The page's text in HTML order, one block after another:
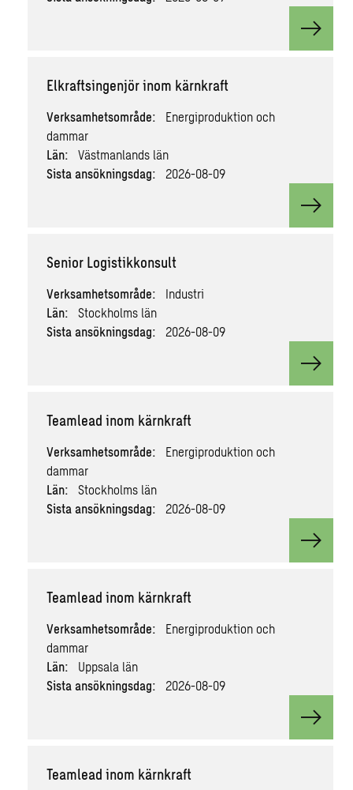
View
Elkraftsingenjör inom kärnkraft
Verksamhetsområde:
Energiproduktion och
dammar
Län:
Västmanlands län
Sista ansökningsdag:
2026-08-09
View
Senior Logistikkonsult
Verksamhetsområde:
Industri
Län:
Stockholms län
Sista ansökningsdag:
2026-08-09
View
Teamlead inom kärnkraft
Verksamhetsområde:
Energiproduktion och
dammar
Län:
Stockholms län
Sista ansökningsdag:
2026-08-09
View
Teamlead inom kärnkraft
Verksamhetsområde:
Energiproduktion och
dammar
Län:
Uppsala län
Sista ansökningsdag:
2026-08-09
View
Teamlead inom kärnkraft